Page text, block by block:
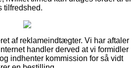
tilfredshed.
af reklameindtægter. Vi har aftaler
handler derved at vi formidler
indhenter kommission for så vidt